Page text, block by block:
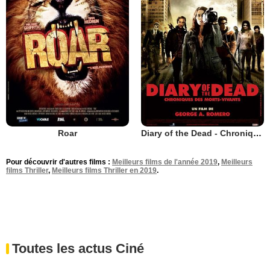
Roar Diary of the Dead - Chronique des morts vivants
Pour découvrir d'autres films : Meilleurs films de l'année 2019, Meilleurs
films Thriller, Meilleurs films Thriller en 2019.
Toutes les actus Ciné